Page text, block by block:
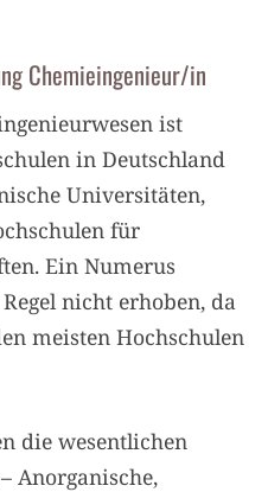
Chemieingenieur/in
ist
in Deutschland
Universitäten,
für
Ein Numerus
nicht erhoben, da
meisten Hochschulen
die wesentlichen
Anorganische,